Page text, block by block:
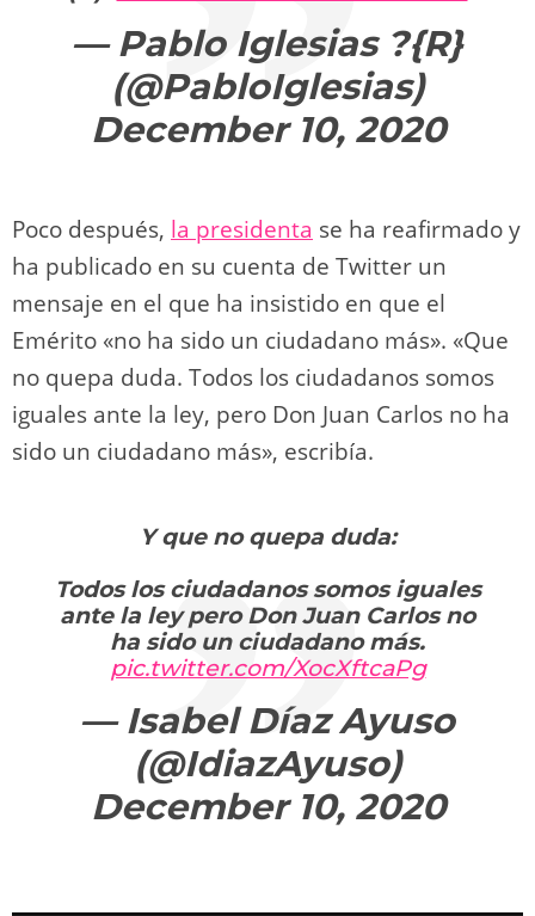
— Pablo Iglesias ?{R}
(@PabloIglesias)
December 10, 2020
Poco después, la presidenta se ha reafirmado y
ha publicado en su cuenta de Twitter un
mensaje en el que ha insistido en que el
Emérito «no ha sido un ciudadano más». «Que
no quepa duda. Todos los ciudadanos somos
iguales ante la ley, pero Don Juan Carlos no ha
sido un ciudadano más», escribía.
Y que no quepa duda:
Todos los ciudadanos somos iguales
ante la ley pero Don Juan Carlos no
ha sido un ciudadano más.
pic.twitter.com/XocXftcaPg
— Isabel Díaz Ayuso
(@IdiazAyuso)
December 10, 2020